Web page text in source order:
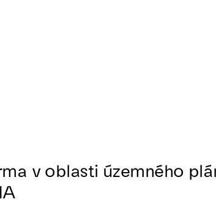
v oblasti územného